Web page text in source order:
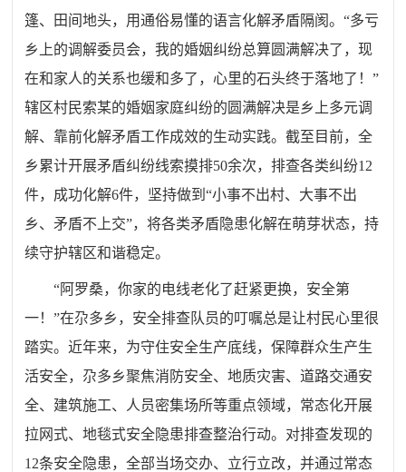
篷、田间地头，用通俗易懂的语言化解矛盾隔阂。“多亏
乡上的调解委员会，我的婚姻纠纷总算圆满解决了，现
在和家人的关系也缓和多了，心里的石头终于落地了！”
辖区村民索某的婚姻家庭纠纷的圆满解决是乡上多元调
解、靠前化解矛盾工作成效的生动实践。截至目前，全
乡累计开展矛盾纠纷线索摸排50余次，排查各类纠纷12
件，成功化解6件，坚持做到“小事不出村、大事不出
乡、矛盾不上交”，将各类矛盾隐患化解在萌芽状态，持
续守护辖区和谐稳定。
“阿罗桑，你家的电线老化了赶紧更换，安全第
一！”在尕多乡，安全排查队员的叮嘱总是让村民心里很
踏实。近年来，为守住安全生产底线，保障群众生产生
活安全，尕多乡聚焦消防安全、地质灾害、道路交通安
全、建筑施工、人员密集场所等重点领域，常态化开展
拉网式、地毯式安全隐患排查整治行动。对排查发现的
12条安全隐患，全部当场交办、立行立改，并通过常态